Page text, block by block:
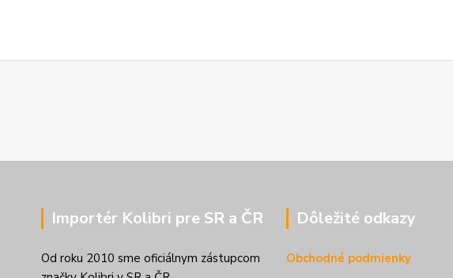
Importér Kolibri pre SR a ČR
Od roku 2010 sme oficiálnym zástupcom
Dôležité odkazy
Obchodné podmienky